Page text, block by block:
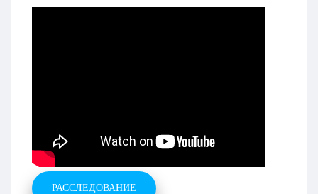
РАССЛЕДОВАНИЕ